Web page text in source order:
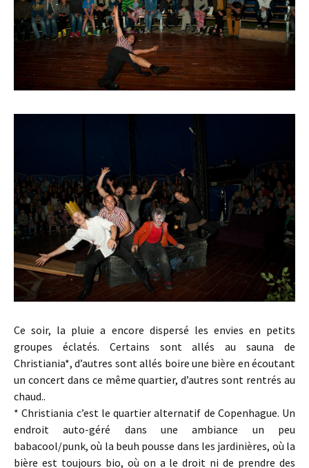
Ce soir, la pluie a encore dispersé les envies en petits
groupes éclatés. Certains sont allés au sauna de
Christiania*, d’autres sont allés boire une bière en écoutant
un concert dans ce même quartier, d’autres sont rentrés au
chaud..
* Christiania c’est le quartier alternatif de Copenhague. Un
endroit auto-géré dans une ambiance un peu
babacool/punk, où la beuh pousse dans les jardinières, où la
bière est toujours bio, où on a le droit ni de prendre des